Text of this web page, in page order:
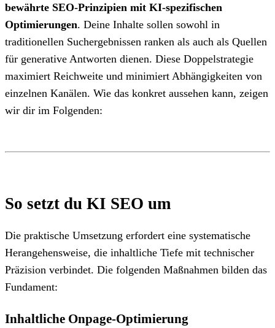
bewährte SEO-Prinzipien mit KI-spezifischen
Optimierungen. Deine Inhalte sollen sowohl in
traditionellen Suchergebnissen ranken als auch als Quellen
für generative Antworten dienen. Diese Doppelstrategie
maximiert Reichweite und minimiert Abhängigkeiten von
einzelnen Kanälen. Wie das konkret aussehen kann, zeigen
wir dir im Folgenden:
So setzt du KI SEO um
Die praktische Umsetzung erfordert eine systematische
Herangehensweise, die inhaltliche Tiefe mit technischer
Präzision verbindet. Die folgenden Maßnahmen bilden das
Fundament:
Inhaltliche Onpage-Optimierung